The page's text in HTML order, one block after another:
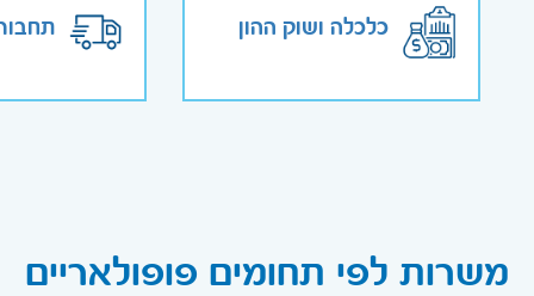
כלכלה ושוק ההון
משרות לפי תחומים פופולאריים